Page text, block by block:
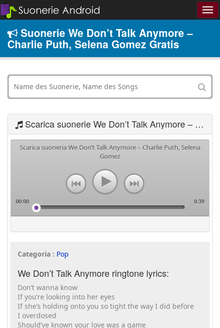
Suonerie We Don’t Talk Anymore –
Charlie Puth, Selena Gomez Gratis
Scarica suonerie We Don’t Talk Anymore – Charlie Puth, Selena Gomez
Scarica suoneria We Don’t Talk Anymore – Charlie Puth, Selena
Gomez
00:00 0:39
Categoria : Pop
We Don’t Talk Anymore ringtone lyrics:
Don’t wanna know
If you’re looking into her eyes
If she’s holding onto you so tight the way I did before
I overdosed
Should’ve known your love was a game